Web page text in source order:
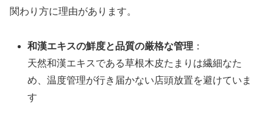
関わり方に理由があります。
和漢エキスの鮮度と品質の厳格な管理 ：
天然和漢エキスである草根木皮たまりは繊細なた
め、温度管理が行き届かない店頭放置を避けていま
す